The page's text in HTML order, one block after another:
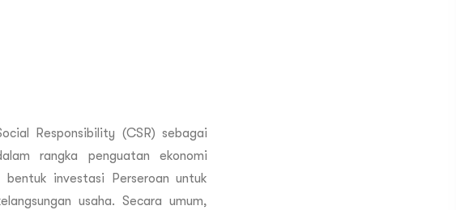
Responsibility (CSR) sebagai
rangka penguatan ekonomi
investasi Perseroan untuk
usaha. Secara umum,